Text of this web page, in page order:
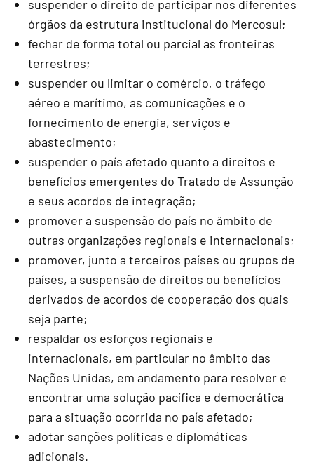
suspender o direito de participar nos diferentes
órgãos da estrutura institucional do Mercosul;
fechar de forma total ou parcial as fronteiras
terrestres;
suspender ou limitar o comércio, o tráfego
aéreo e marítimo, as comunicações e o
fornecimento de energia, serviços e
abastecimento;
suspender o país afetado quanto a direitos e
benefícios emergentes do Tratado de Assunção
e seus acordos de integração;
promover a suspensão do país no âmbito de
outras organizações regionais e internacionais;
promover, junto a terceiros países ou grupos de
países, a suspensão de direitos ou benefícios
derivados de acordos de cooperação dos quais
seja parte;
respaldar os esforços regionais e
internacionais, em particular no âmbito das
Nações Unidas, em andamento para resolver e
encontrar uma solução pacífica e democrática
para a situação ocorrida no país afetado;
adotar sanções políticas e diplomáticas
adicionais.